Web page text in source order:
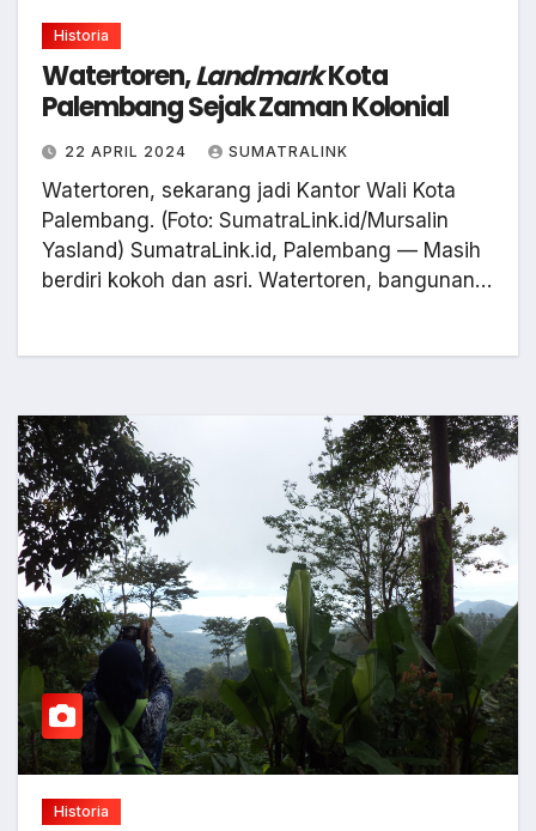
Historia
Watertoren,LandmarkKota
Palembang Sejak Zaman Kolonial
22 APRIL 2024 SUMATRALINK
Watertoren, sekarang jadi Kantor Wali Kota
Palembang. (Foto: SumatraLink.id/Mursalin
Yasland) SumatraLink.id, Palembang — Masih
berdiri kokoh dan asri. Watertoren, bangunan…
Historia